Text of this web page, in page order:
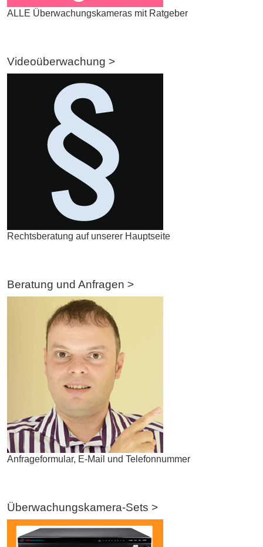
ALLE Überwachungskameras mit Ratgeber
Videoüberwachung >
Rechtsberatung auf unserer Hauptseite
Beratung und Anfragen >
Anfrageformular, E-Mail und Telefonnummer
Überwachungskamera-Sets >